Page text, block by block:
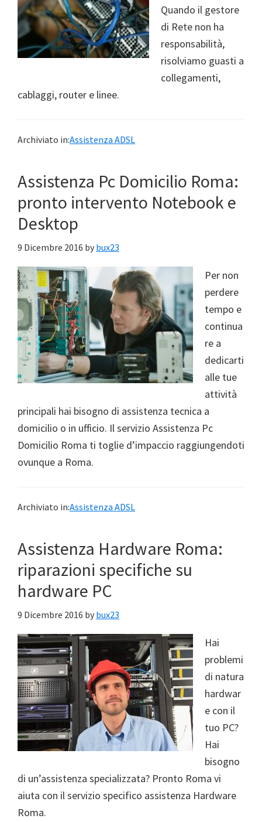
Quando il gestore
di Rete non ha
responsabilità,
risolviamo guasti a
collegamenti,
cablaggi, router e linee.
Archiviato in:Assistenza ADSL
Assistenza Pc Domicilio Roma:
pronto intervento Notebook e
Desktop
9 Dicembre 2016 by bux23
Per non
perdere
tempo e
continua
re a
dedicarti
alle tue
attività
principali hai bisogno di assistenza tecnica a
domicilio o in ufficio. Il servizio Assistenza Pc
Domicilio Roma ti toglie d’impaccio raggiungendoti
ovunque a Roma.
Archiviato in:Assistenza ADSL
Assistenza Hardware Roma:
riparazioni specifiche su
hardware PC
9 Dicembre 2016 by bux23
Hai
problemi
di natura
hardwar
e con il
tuo PC?
Hai
bisogno
di un’assistenza specializzata? Pronto Roma vi
aiuta con il servizio specifico assistenza Hardware
Roma.